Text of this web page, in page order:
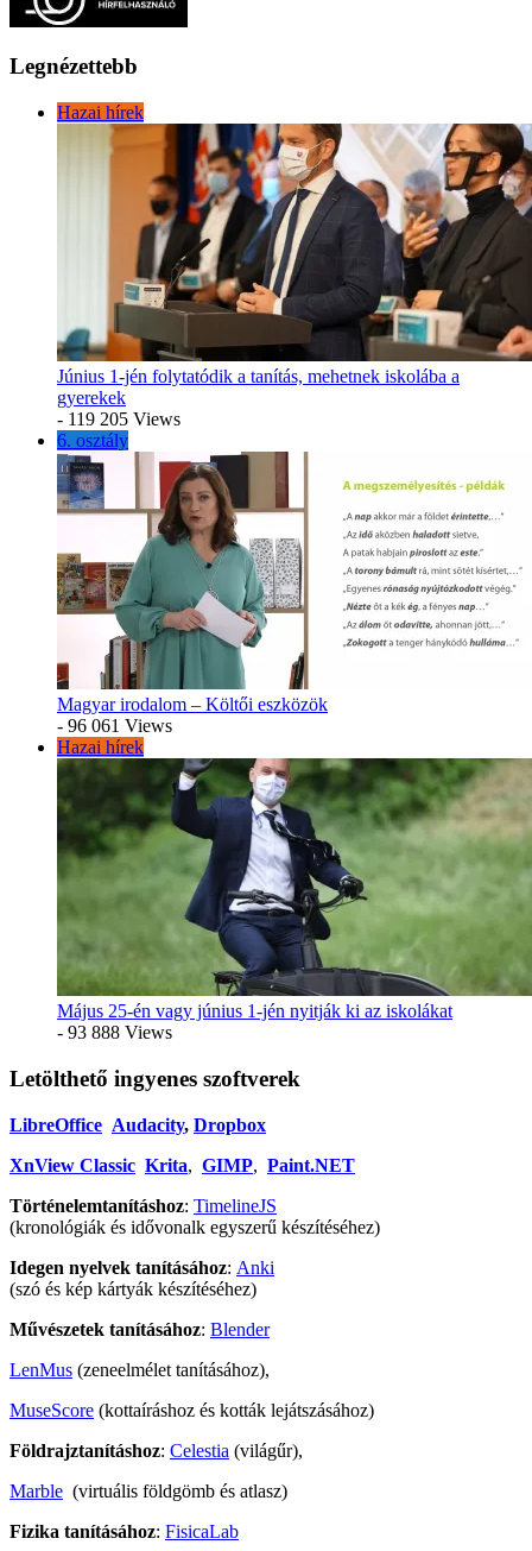
Legnézettebb
Hazai hírek
Június 1-jén folytatódik a tanítás, mehetnek iskolába a
gyerekek
- 119 205 Views
6. osztály
Magyar irodalom – Költői eszközök
- 96 061 Views
Hazai hírek
Május 25-én vagy június 1-jén nyitják ki az iskolákat
- 93 888 Views
Letölthető ingyenes szoftverek
LibreOffice Audacity, Dropbox
XnView Classic Krita, GIMP, Paint.NET
Történelemtanításhoz: TimelineJS
(kronológiák és idővonalk egyszerű készítéséhez)
Idegen nyelvek tanításához: Anki
(szó és kép kártyák készítéséhez)
Művészetek tanításához: Blender
LenMus (zeneelmélet tanításához),
MuseScore (kottaíráshoz és kották lejátszásához)
Földrajztanításhoz: Celestia (világűr),
Marble (virtuális földgömb és atlasz)
Fizika tanításához: FisicaLab